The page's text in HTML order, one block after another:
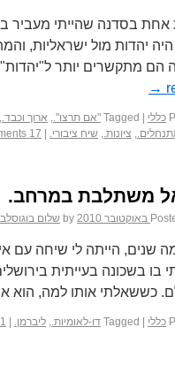
אחת בסדנה שהייתי מעביר
יהדות מול ישראליות,
הם מתקשרים יותר
→
כללי Tagged "אם תרצו"., ארוך וכבד.,
, ציונות., שיח ציבורי. 17 Comments
משתלבת במרחב.
by שלום
שנים, הייתה לי שיחה עם
בו בשכונה בעייתית
כששאלתי אותו למה, הוא
כללי Tagged דו-לאומיות., ליברמן.